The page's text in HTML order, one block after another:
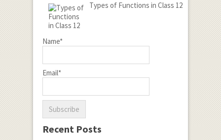
Types of Functions in Class 12
Name*
Email*
Recent Posts